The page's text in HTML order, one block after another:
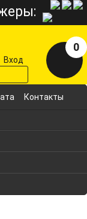
0
Вход
Контакты